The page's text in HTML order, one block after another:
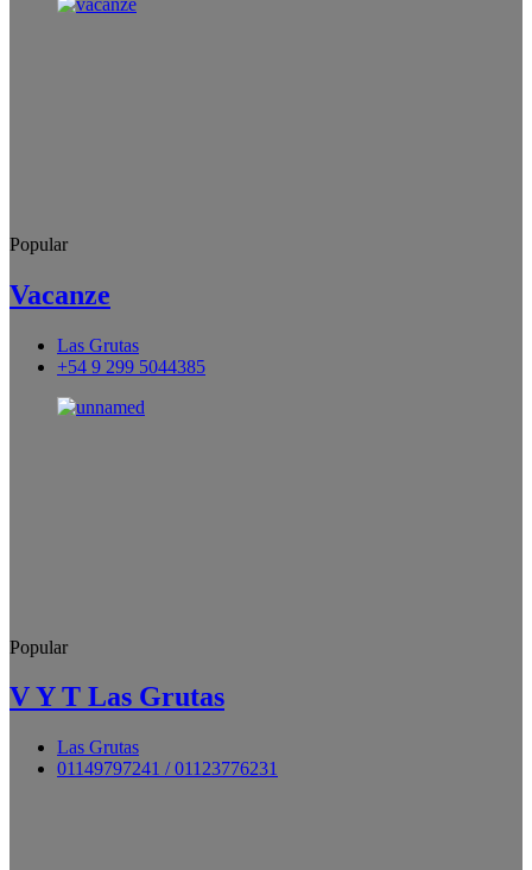
Popular
Vacanze
Las Grutas
+54 9 299 5044385
Popular
V Y T Las Grutas
Las Grutas
01149797241 / 01123776231